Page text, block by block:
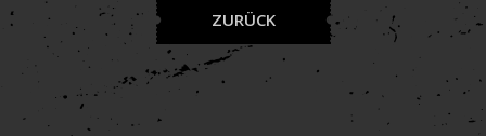
ZURÜCK